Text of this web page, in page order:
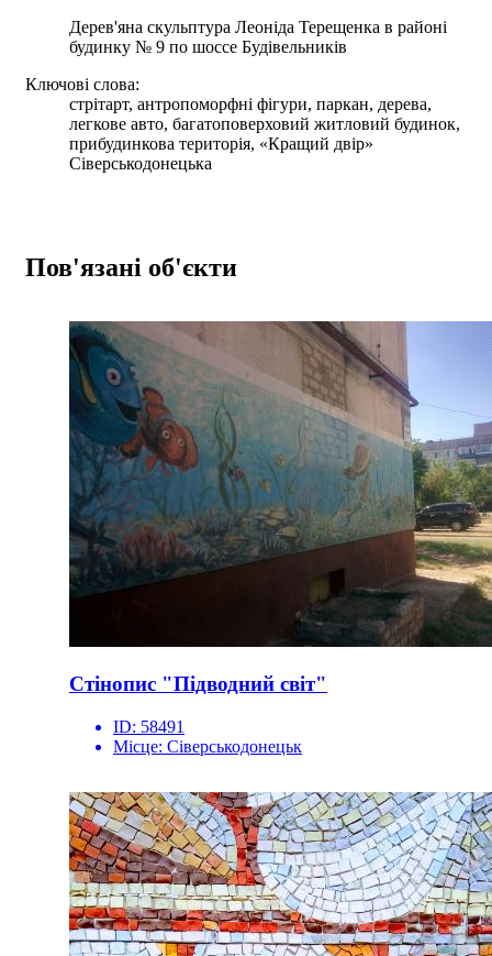
Дерев'яна скульптура Леоніда Терещенка в районі
будинку № 9 по шоссе Будівельників
Ключові слова:
стрітарт, антропоморфні фігури, паркан, дерева,
легкове авто, багатоповерховий житловий будинок,
прибудинкова територія, «Кращий двір»
Сіверськодонецька
Пов'язані об'єкти
Стінопис "Підводний світ"
ID: 58491
Місце: Сіверськодонецьк